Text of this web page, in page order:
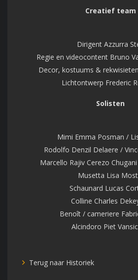
Creatief team
Dirigent Azzurra
Regie en videocontent Bruno
Decor, kostuums &
Lichtontwerp Frederic
Solisten
Mimi Emma Posman /
Rodolfo Denzil Delaere /
Marcello Rajiv Cerezo
Musetta Lisa
Schaunard Lucas
Colline Charles
Benoît / cameriere
Alcindoro Piet
Terug naar Historiek